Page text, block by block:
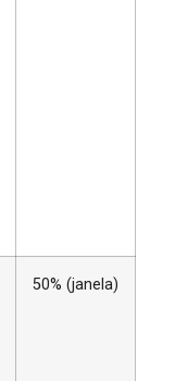
50% (janela)